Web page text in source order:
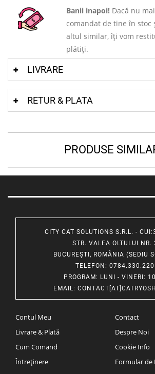
Banii inapoi! Dacă nu
comandat de tine în stoc
altul similar, îți vom
plătiți.
LIVRARE
RETUR & PLATA
PRODUSE
CITY CAT SOLUTIONS S.R.L. -
STR. VALEA OLTULUI NR.
BUCUREȘTI, ROMÂNIA (SEDIU
TELEFON : 0784.330.220
PROGRAM: LUNI - VINERI:
EMAIL:
Contul Meu
Livrare & Plată
Cum Comand
Întreținere
Contact
Despre Noi
Cookie Info
Formular de